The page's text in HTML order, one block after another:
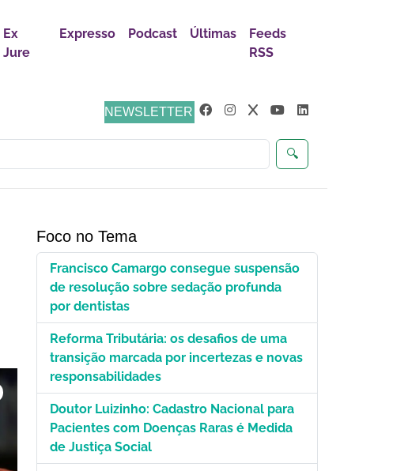
Ex
Jure
Expresso Podcast Últimas
Feeds
RSS
NEWSLETTER
🔍
Rodrigues-Pozzebom
Foco no Tema
Francisco Camargo consegue suspensão
de resolução sobre sedação profunda
por dentistas
Reforma Tributária: os desafios de uma
transição marcada por incertezas e novas
responsabilidades
Doutor Luizinho: Cadastro Nacional para
Pacientes com Doenças Raras é Medida
de Justiça Social